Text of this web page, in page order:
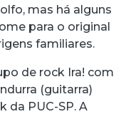
mas há alguns
para o original
familiares.
de rock Ira! com
(guitarra)
da PUC-SP. A